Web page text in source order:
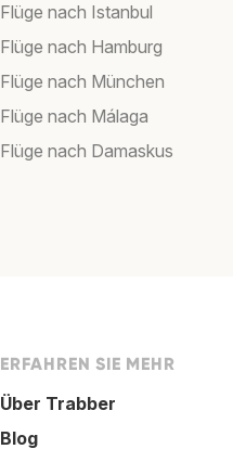
Flüge nach Istanbul
Flüge nach Hamburg
Flüge nach München
Flüge nach Málaga
Flüge nach Damaskus
ERFAHREN SIE MEHR
Über Trabber
Blog